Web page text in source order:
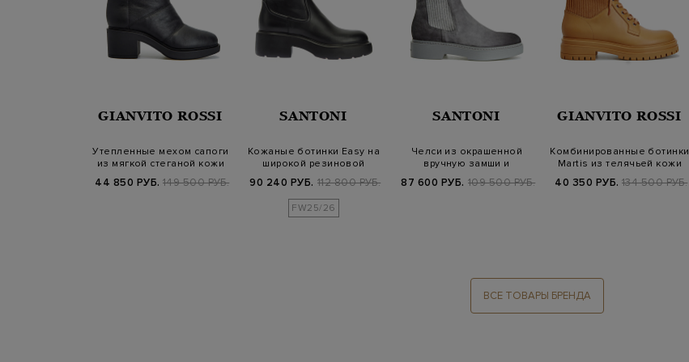
GIANVITO ROSSI
Утепленные мехом сапоги
из мягкой стеганой кожи
44 850 РУБ. 149 500 РУБ.
SANTONI
Кожаные ботинки Easy на
широкой резиновой
90 240 РУБ. 112 800 РУБ.
FW25/26
SANTONI
Челси из окрашенной
вручную замши и
87 600 РУБ. 109 500 РУБ.
GIANVITO ROSSI
Комбинированные ботинки
Martis из телячьей кожи
40 350 РУБ. 134 500 РУБ.
ВСЕ ТОВАРЫ БРЕНДА